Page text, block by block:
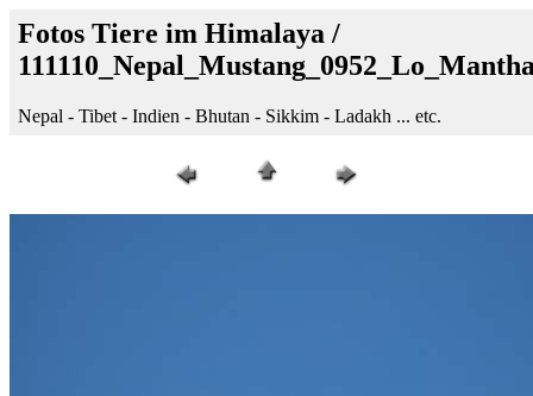
Fotos Tiere im Himalaya /
Nepal - Tibet - Indien - Bhutan - Sikkim - Ladakh ... etc.